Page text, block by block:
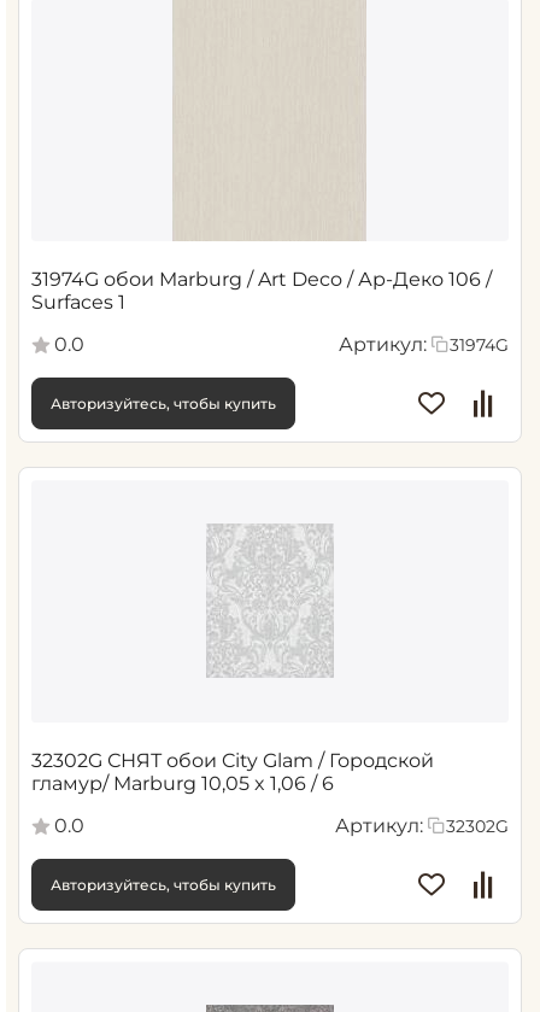
31974G обои Marburg / Art Deco / Ар-Деко 106 /
Surfaces 1
0.0
Артикул: 31974G
Авторизуйтесь, чтобы купить
32302G СНЯТ обои City Glam / Городской
гламур/ Marburg 10,05 x 1,06 / 6
0.0
Артикул: 32302G
Авторизуйтесь, чтобы купить